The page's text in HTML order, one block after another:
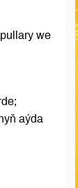
we
aýda